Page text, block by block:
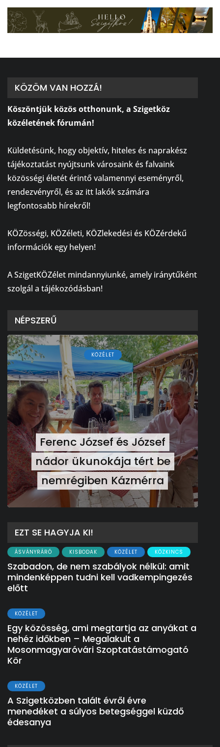
KÖZÖM VAN HOZZÁ!
Köszöntjük közös otthonunk, a Szigetköz
közéletének fórumán!
Küldetésünk, hogy objektív, hiteles és naprakész
tájékoztatást nyújtsunk városaink és falvaink
közösségi életét érintő valamennyi eseményről,
rendezvényről, és az itt lakók számára
legfontosabb hírekről!
KÖZösségi, KÖZéleti, KÖZlekedési és KÖZérdekű
információk egy helyen!
A SzigetKÖZélet mindannyiunké, amely iránytűként
szolgál a tájékozódásban!
NÉPSZERŰ
KÖZÉLET
Ferenc József és József
nádor ükunokája tért be
nemrégiben Kázmérra
EZT SE HAGYJA KI!
ÁSVÁNYRÁRÓ KISBODAK KÖZÉLET KÖZKINCS
Szabadon, de nem szabályok nélkül: amit
mindenképpen tudni kell vadkempingezés
előtt
KÖZÉLET
Egy közösség, ami megtartja az anyákat a
nehéz időkben – Megalakult a
Mosonmagyaróvári Szoptatástámogató
Kör
KÖZÉLET
A Szigetközben talált évről évre
menedéket a súlyos betegséggel küzdő
édesanya